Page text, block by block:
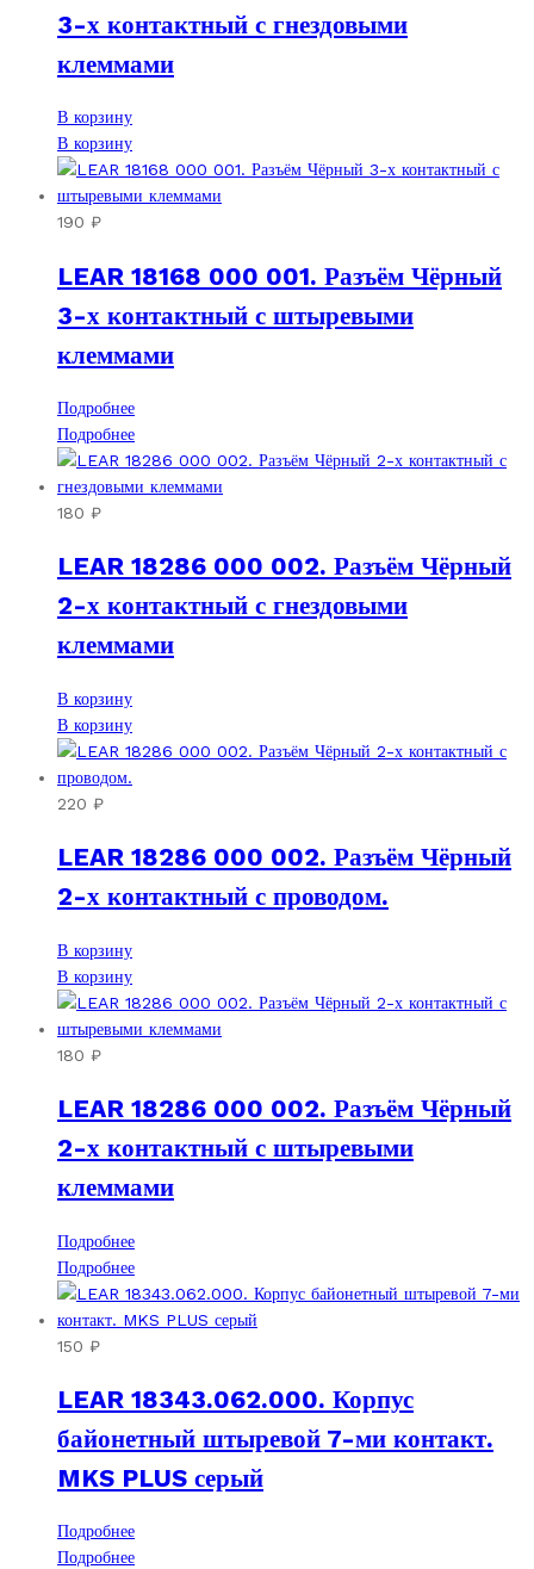
3-х контактный с гнездовыми
клеммами
В корзину
В корзину
190 ₽
LEAR 18168 000 001. Разъём Чёрный
3-х контактный с штыревыми
клеммами
Подробнее
Подробнее
180 ₽
LEAR 18286 000 002. Разъём Чёрный
2-х контактный с гнездовыми
клеммами
В корзину
В корзину
220 ₽
LEAR 18286 000 002. Разъём Чёрный
2-х контактный с проводом.
В корзину
В корзину
180 ₽
LEAR 18286 000 002. Разъём Чёрный
2-х контактный с штыревыми
клеммами
Подробнее
Подробнее
150 ₽
LEAR 18343.062.000. Корпус
байонетный штыревой 7-ми контакт.
MKS PLUS серый
Подробнее
Подробнее